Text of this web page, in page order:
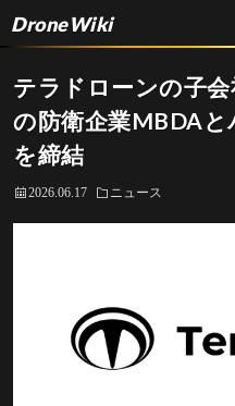
DroneWiki
テラドローンの子
の防衛企業MBDA
を締結
2026.06.17 ニュース